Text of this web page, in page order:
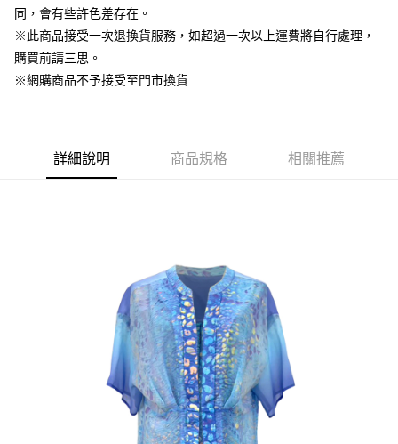
悠遊付
AFTEE先享後付
相關說明
【關於「AFTEE先享後付」】
３．安心：先確認商品／服務後，再付款。
ATM／網路銀行／等多元方式進行付款，方視為交易完成。
※ 請注意：結帳手續完成當下不需立刻繳費，但若您需要取消訂單，請聯絡
購買商品的店家。未經商家同意取消之訂單仍視為有效，需透過AFTEE先享
後付繳納相關費用。
※ 交易是否成功請以「AFTEE先享後付 」之結帳頁面顯示為準，若有關於
是否繳費成功／繳費後需取消欲退款等相關疑問，請聯繫「AFTEE先享後付
https://netprotections.freshdesk.com/support/home
１．透過由恩沛科技股份有限公司提供之「AFTEE先享後付」服務完成之交
易，需依本服務之必要範圍內提供個人資料，並將交易相關給付款項請求債
全家取貨付款
每筆NT$100，滿NT$1,500(含以上)免運費
同，會有些許色差存在。
※此商品接受一次退換貨服務，如超過一次以上運費將自行處理，
購買前請三思。
※網購商品不予接受至門市換貨
詳細說明 商品規格 相關推薦